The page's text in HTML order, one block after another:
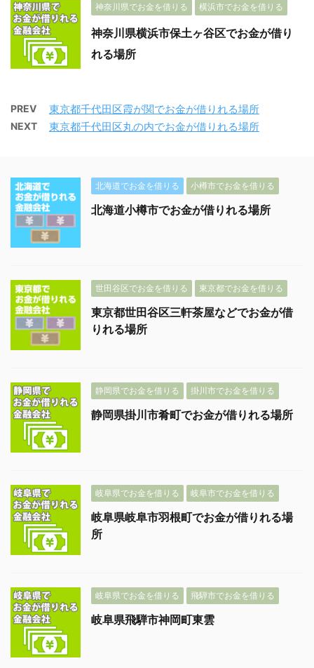
神奈川県でお金を借りる 横浜市でお金を借りる
神奈川県横浜市保土ヶ谷区でお金が借り
れる場所
PREV 東京都千代田区霞が関でお金が借りれる場所
NEXT 東京都千代田区丸の内でお金が借りれる場所
北海道でお金を借りる 小樽市でお金を借りる
北海道小樽市でお金が借りれる場所
世田谷区でお金を借りる 東京都でお金を借りる
東京都世田谷区三軒茶屋などでお金が借
りれる場所
静岡県でお金を借りる 掛川市でお金を借りる
静岡県掛川市肴町でお金が借りれる場所
岐阜県でお金を借りる 岐阜市でお金を借りる
岐阜県岐阜市羽根町でお金が借りれる場
所
岐阜県でお金を借りる 飛騨市でお金を借りる
岐阜県飛騨市神岡町東雲